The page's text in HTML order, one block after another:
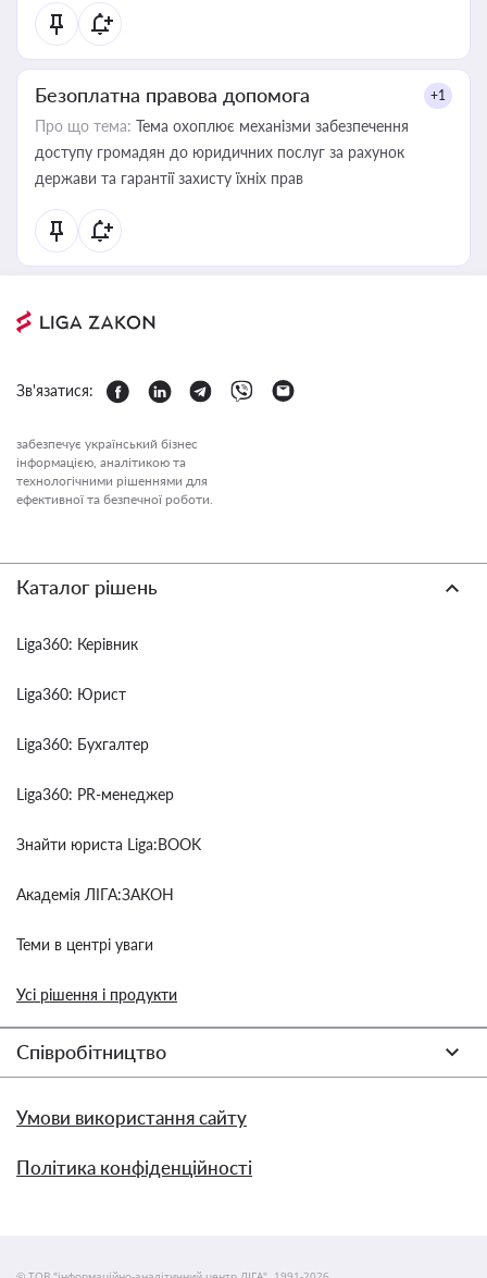
Безоплатна правова допомога +1
Про що тема: Тема охоплює механізми забезпечення
доступу громадян до юридичних послуг за рахунок
держави та гарантії захисту їхніх прав
Зв'язатися:
забезпечує український бізнес
інформацією, аналітикою та
технологічними рішеннями для
ефективної та безпечної роботи.
Каталог рішень
Liga360: Керівник
Liga360: Юрист
Liga360: Бухгалтер
Liga360: PR-менеджер
Знайти юриста Liga:BOOK
Академія ЛІГА:ЗАКОН
Теми в центрі уваги
Усі рішення і продукти
Співробітництво
Умови використання сайту
Політика конфіденційності